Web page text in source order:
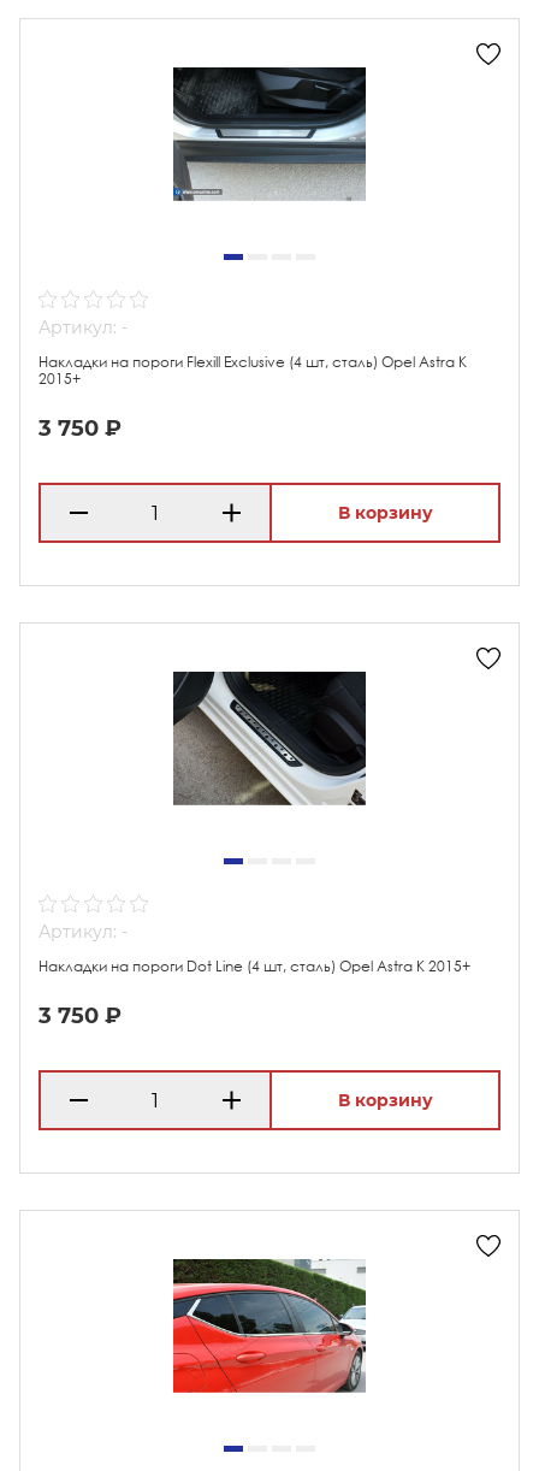
Артикул: -
Накладки на пороги Flexill Exclusive (4 шт, сталь) Opel Astra K
2015+
3 750 ₽
В корзину
Артикул: -
Накладки на пороги Dot Line (4 шт, сталь) Opel Astra K 2015+
3 750 ₽
В корзину